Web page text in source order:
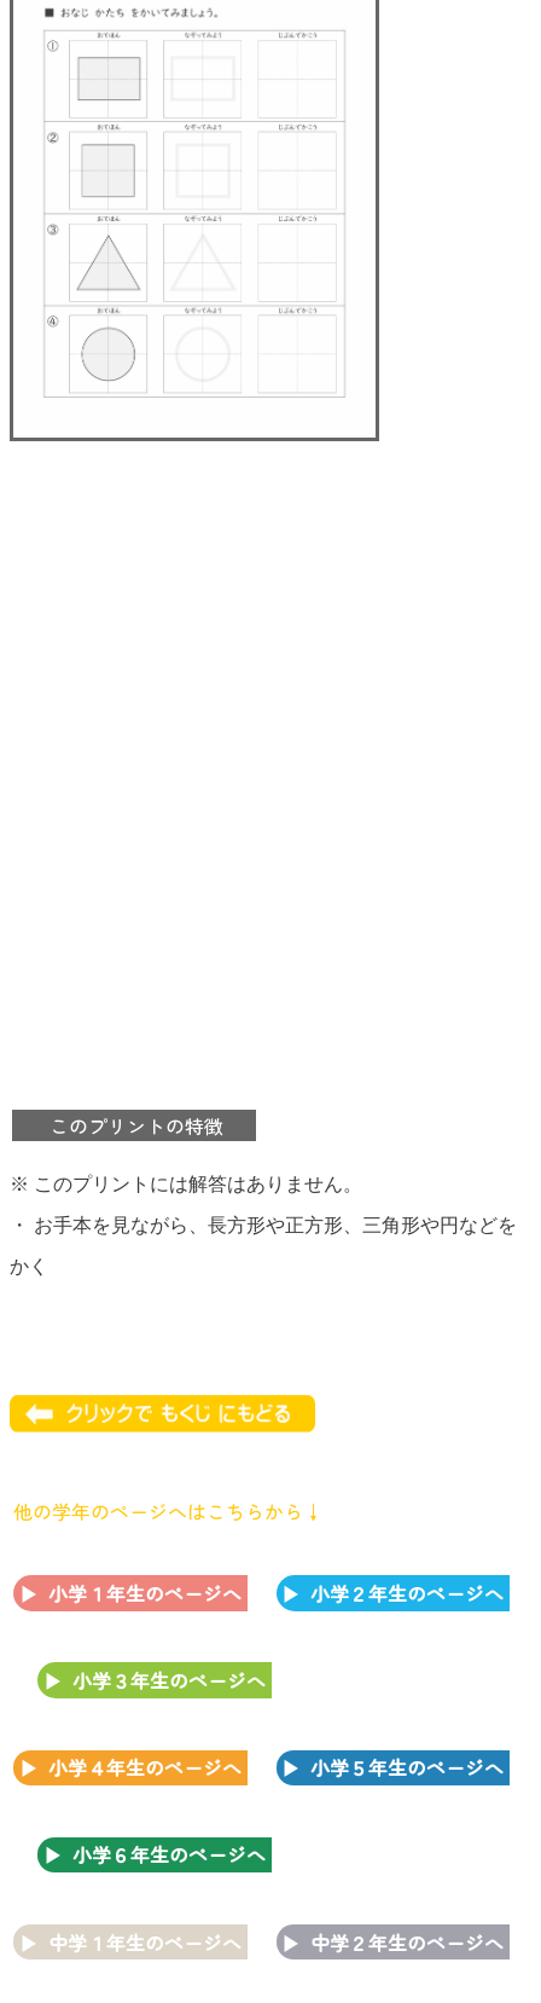
このプリントの特徴
※ このプリントには解答はありません。
・ お手本を見ながら、長方形や正方形、三角形や円などを
かく
他の学年のページへはこちらから↓
小学１年生のページへ 小学２年生のページへ
小学３年生のページへ
小学４年生のページへ 小学５年生のページへ
小学６年生のページへ
中学１年生のページへ 中学２年生のページへ